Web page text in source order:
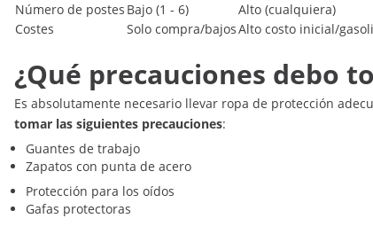
Número de postes Bajo (1 - 6)
Alto (cualquiera)
Costes
Solo compra/bajosAlto costo inicial/
¿Qué precauciones debo
Es absolutamente necesario llevar ropa de protección
tomar las siguientes precauciones:
Guantes de trabajo
Zapatos con punta de acero
Protección para los oídos
Gafas protectoras